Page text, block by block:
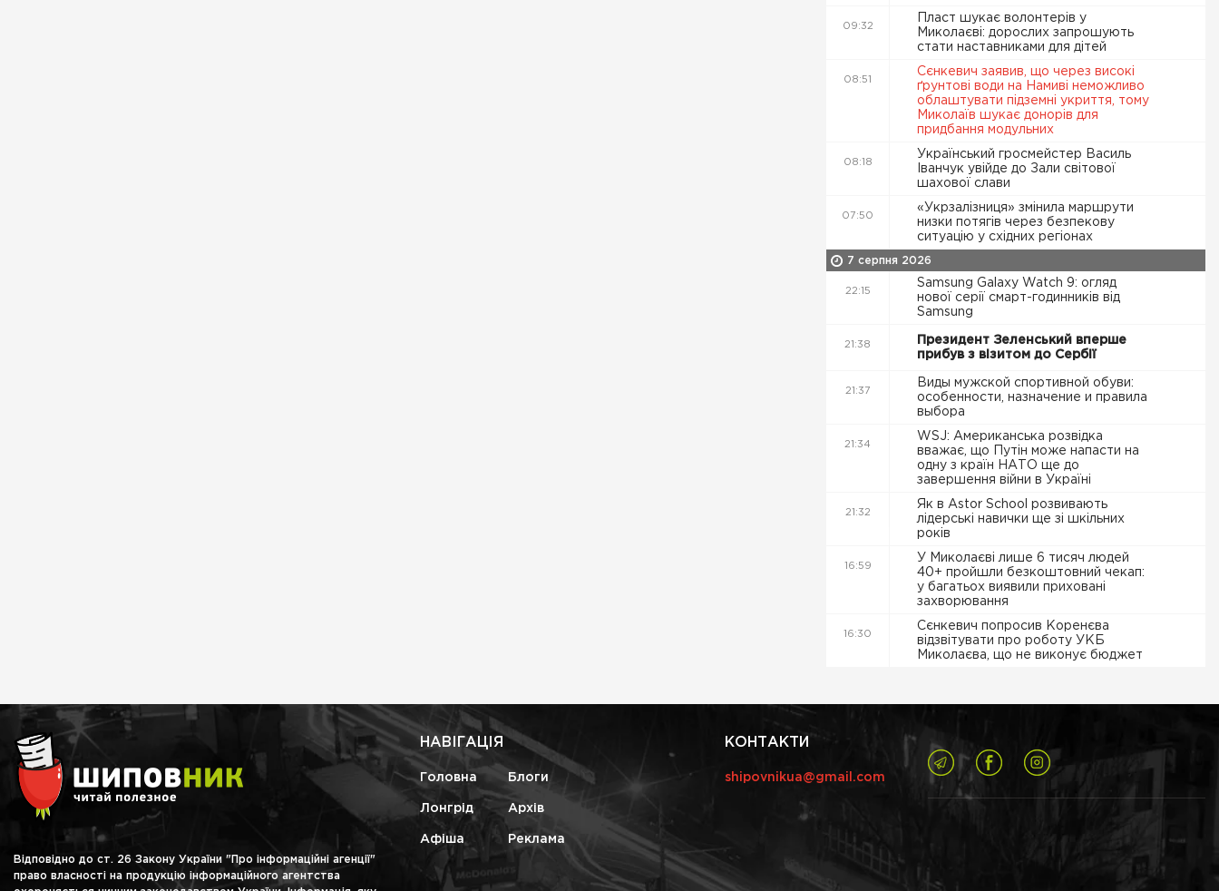
09:32
Пласт шукає волонтерів у
Миколаєві: дорослих запрошують
стати наставниками для дітей
08:51
Сєнкевич заявив, що через високі
ґрунтові води на Намиві неможливо
облаштувати підземні укриття, тому
Миколаїв шукає донорів для
придбання модульних
08:18
Український гросмейстер Василь
Іванчук увійде до Зали світової
шахової слави
07:50
«Укрзалізниця» змінила маршрути
низки потягів через безпекову
ситуацію у східних регіонах
7 серпня 2026
22:15
Samsung Galaxy Watch 9: огляд
нової серії смарт-годинників від
Samsung
21:38
Президент Зеленський вперше
прибув з візитом до Сербії
21:37
Виды мужской спортивной обуви:
особенности, назначение и правила
выбора
21:34
WSJ: Американська розвідка
вважає, що Путін може напасти на
одну з країн НАТО ще до
завершення війни в Україні
21:32
Як в Astor School розвивають
лідерські навички ще зі шкільних
років
16:59
У Миколаєві лише 6 тисяч людей
40+ пройшли безкоштовний чекап:
у багатьох виявили приховані
захворювання
16:30
Сєнкевич попросив Коренєва
відзвітувати про роботу УКБ
Миколаєва, що не виконує бюджет
Відповідно до ст. 26 Закону України "Про інформаційні агенції"
право власності на продукцію інформаційного агентства
НАВІГАЦІЯ
Головна Блоги
Лонгрід Архів
Афіша Реклама
КОНТАКТИ
shipovnikua@gmail.com